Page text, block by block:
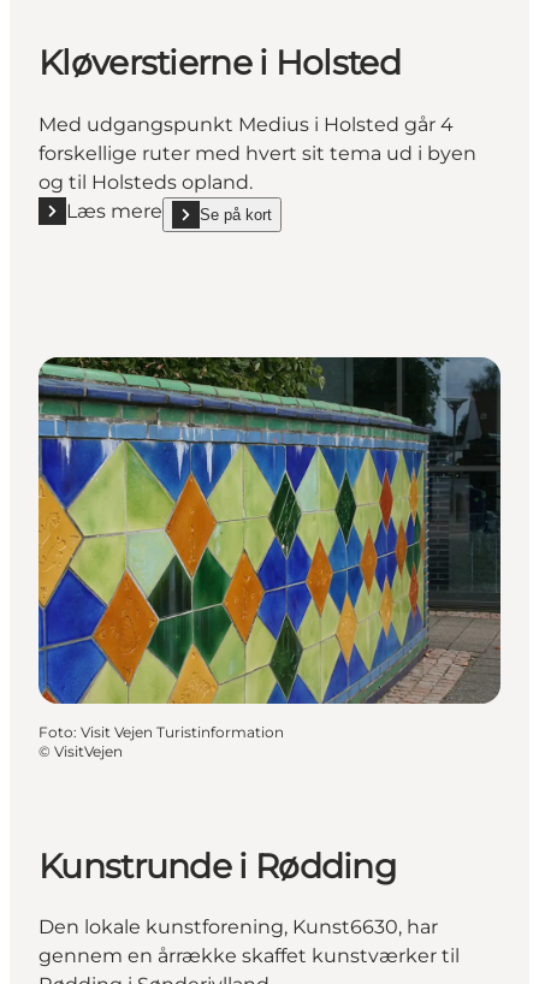
Kløverstierne i Holsted
Med udgangspunkt Medius i Holsted går 4
forskellige ruter med hvert sit tema ud i byen
og til Holsteds opland.
Læs mere
Læs mere "Kløverstierne i Holsted"
Se på kort
show Kløverstierne i Holsted on_map
Foto: Visit Vejen Turistinformation
© VisitVejen
Kunstrunde i Rødding
Den lokale kunstforening, Kunst6630, har
gennem en årrække skaffet kunstværker til